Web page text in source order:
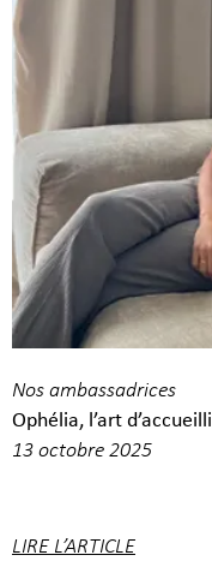
Nos ambassadrices
Ophélia, l’art
13 octobre 2025
LIRE L’ARTICLE